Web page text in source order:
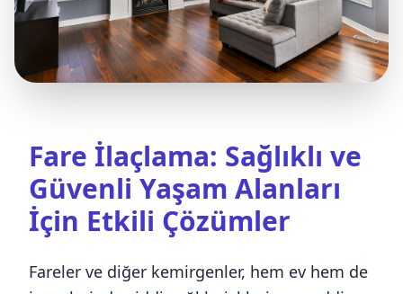
Fare İlaçlama: Sağlıklı ve
Güvenli Yaşam Alanları
İçin Etkili Çözümler
Fareler ve diğer kemirgenler, hem ev hem de